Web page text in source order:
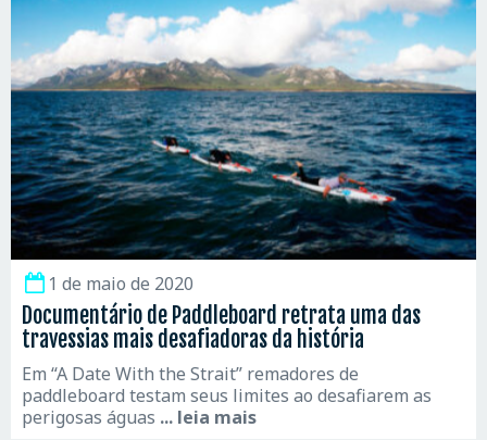
1 de maio de 2020
Documentário de Paddleboard retrata uma das
travessias mais desafiadoras da história
Em “A Date With the Strait” remadores de
paddleboard testam seus limites ao desafiarem as
perigosas águas ... leia mais